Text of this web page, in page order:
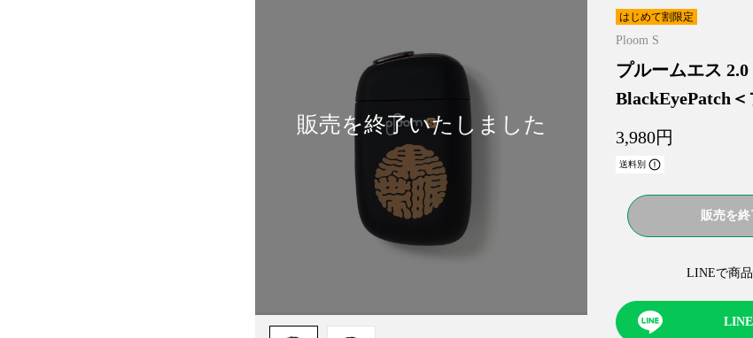
NEXT
はじめて割限定
Ploom S
プルームエス
BlackEyePatch
3,980円
送料別
販売を
LINEで商